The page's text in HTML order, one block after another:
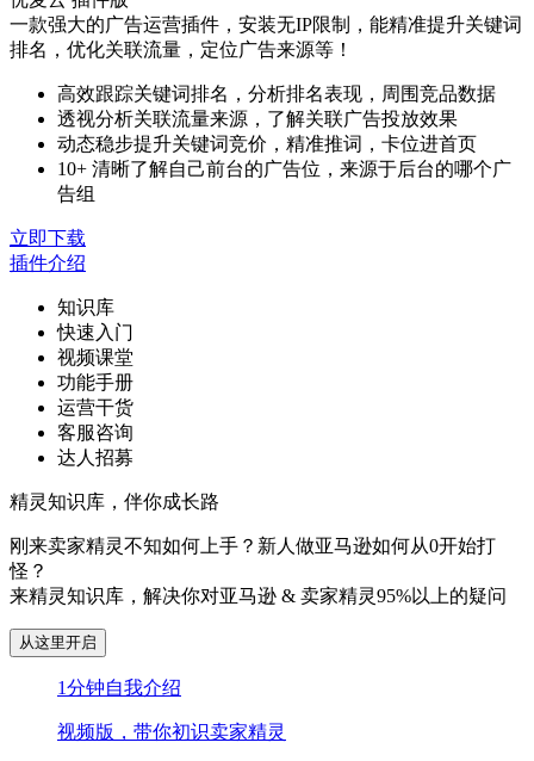
一款强大的广告运营插件，安装无IP限制，能精准提升关键词
排名，优化关联流量，定位广告来源等！
高效跟踪关键词排名，分析排名表现，周围竞品数据
透视分析关联流量来源，了解关联广告投放效果
动态稳步提升关键词竞价，精准推词，卡位进首页
10+ 清晰了解自己前台的广告位，来源于后台的哪个广
告组
立即下载
插件介绍
知识库
快速入门
视频课堂
功能手册
运营干货
客服咨询
达人招募
精灵知识库，伴你成长路
刚来卖家精灵不知如何上手？新人做亚马逊如何从0开始打
怪？
来精灵知识库，解决你对亚马逊 & 卖家精灵95%以上的疑问
从这里开启
1分钟自我介绍
视频版，带你初识卖家精灵